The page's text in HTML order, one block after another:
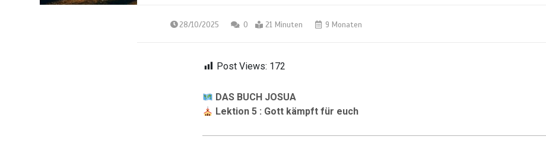
28/10/2025 0 21 Minuten 9 Monaten
Post Views: 172
DAS BUCH JOSUA
Lektion 5 : Gott kämpft für euch